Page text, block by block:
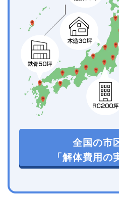
全国の市
「解体費用の